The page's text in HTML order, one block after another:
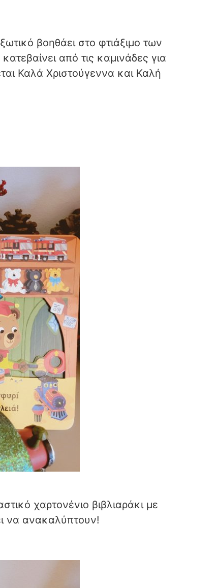
βοηθάει στο φτιάξιμο των
από τις καμινάδες για
Καλά Χριστούγεννα και Καλή
χαρτονένιο βιβλιαράκι με
να ανακαλύπτουν!